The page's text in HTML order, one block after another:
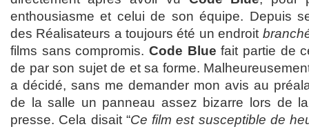
enthousiasme et celui de son équipe. Depuis
des Réalisateurs a toujours été un endroit
films sans compromis. Code Blue fait partie de
de par son sujet de et sa forme.
a décidé, sans me demander mon avis au
de la salle un panneau assez bizarre lors de
presse. Cela disait “Ce film est susceptible de